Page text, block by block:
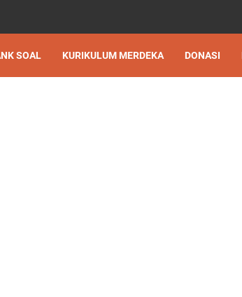
SOAL KURIKULUM MERDEKA DONASI